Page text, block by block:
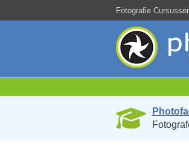
Fotografie